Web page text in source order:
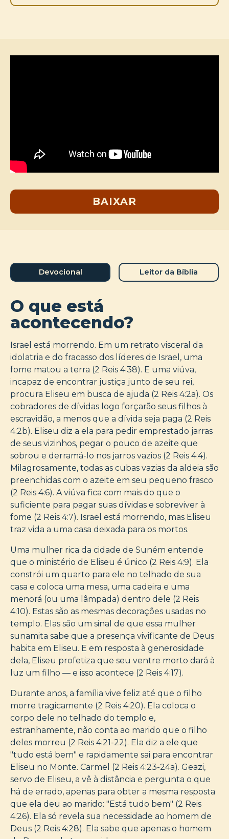
BAIXAR
Devocional Leitor da Bíblia
O que está
acontecendo?
Israel está morrendo. Em um retrato visceral da
idolatria e do fracasso dos líderes de Israel, uma
fome matou a terra (2 Reis 4:38). E uma viúva,
incapaz de encontrar justiça junto de seu rei,
procura Eliseu em busca de ajuda (2 Reis 4:2a). Os
cobradores de dívidas logo forçarão seus filhos à
escravidão, a menos que a dívida seja paga (2 Reis
4:2b). Eliseu diz a ela para pedir emprestado jarras
de seus vizinhos, pegar o pouco de azeite que
sobrou e derramá-lo nos jarros vazios (2 Reis 4:4).
Milagrosamente, todas as cubas vazias da aldeia são
preenchidas com o azeite em seu pequeno frasco
(2 Reis 4:6). A viúva fica com mais do que o
suficiente para pagar suas dívidas e sobreviver à
fome (2 Reis 4:7). Israel está morrendo, mas Eliseu
traz vida a uma casa deixada para os mortos.
Uma mulher rica da cidade de Suném entende
que o ministério de Eliseu é único (2 Reis 4:9). Ela
constrói um quarto para ele no telhado de sua
casa e coloca uma mesa, uma cadeira e uma
menorá (ou uma lâmpada) dentro dele (2 Reis
4:10). Estas são as mesmas decorações usadas no
templo. Elas são um sinal de que essa mulher
sunamita sabe que a presença vivificante de Deus
habita em Eliseu. E em resposta à generosidade
dela, Eliseu profetiza que seu ventre morto dará à
luz um filho — e isso acontece (2 Reis 4:17).
Durante anos, a família vive feliz até que o filho
morre tragicamente (2 Reis 4:20). Ela coloca o
corpo dele no telhado do templo e,
estranhamente, não conta ao marido que o filho
deles morreu (2 Reis 4:21-22). Ela diz a ele que
"tudo está bem" e rapidamente sai para encontrar
Eliseu no Monte. Carmel (2 Reis 4:23-24a). Geazi,
servo de Eliseu, a vê à distância e pergunta o que
há de errado, apenas para obter a mesma resposta
que ela deu ao marido: "Está tudo bem" (2 Reis
4:26). Ela só revela sua necessidade ao homem de
Deus (2 Reis 4:28). Ela sabe que apenas o homem